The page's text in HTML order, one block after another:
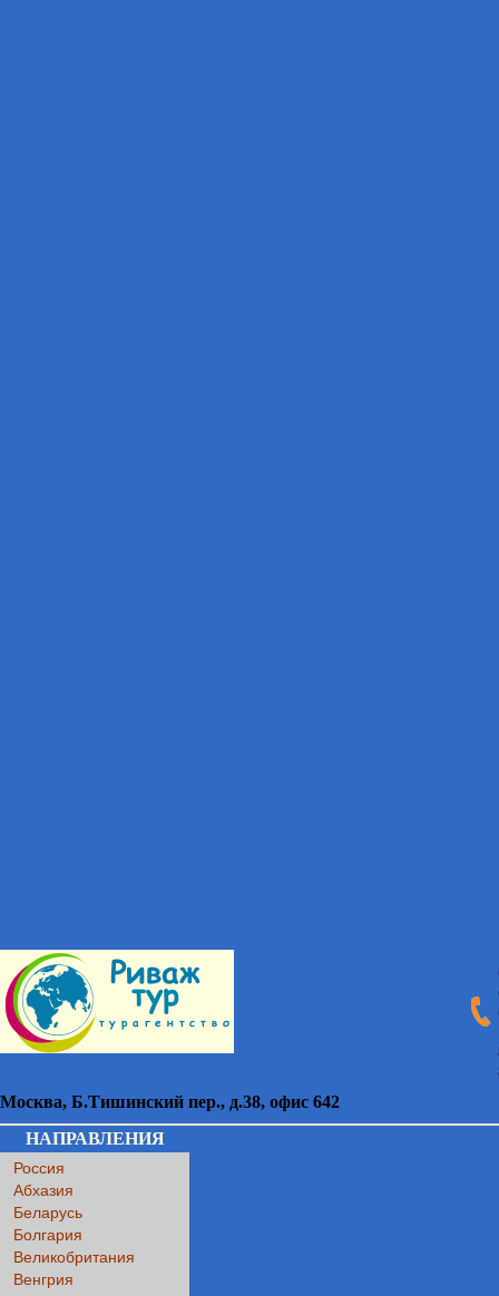
Москва, Б.Тишинский пер., д.38, офис 642
НАПРАВЛЕНИЯ
Россия
Абхазия
Беларусь
Болгария
Великобритания
Венгрия